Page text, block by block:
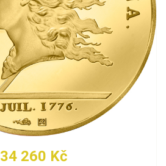
34 260 Kč